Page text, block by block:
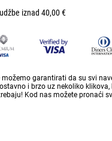
iznad 40,00 €
garantirati da su svi
i brzo uz nekoliko
Kod nas možete pronaći